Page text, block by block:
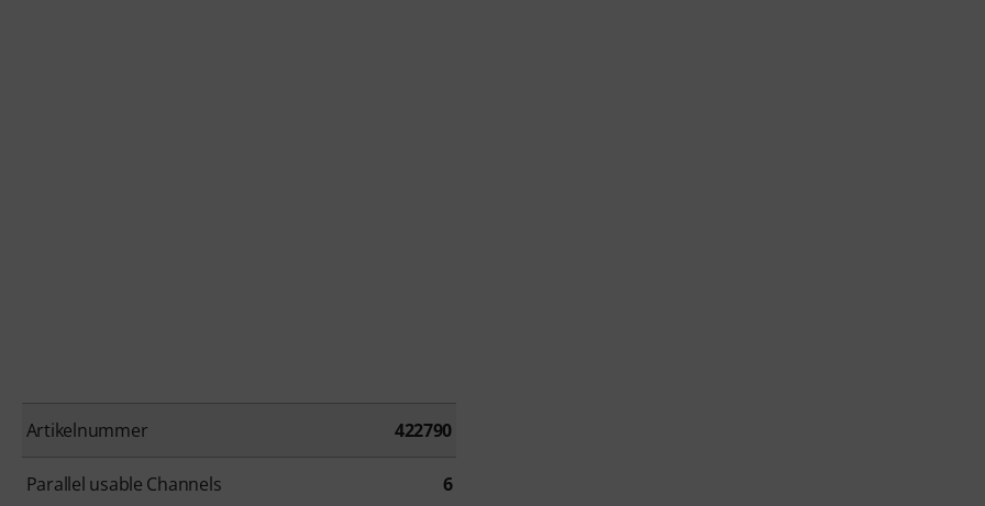
Artikelnummer 422790
Parallel usable Channels 6